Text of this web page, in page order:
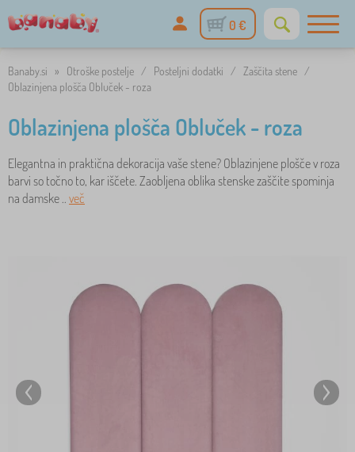
0 €
Banaby.si » Otroške postelje / Posteljni dodatki / Zaščita stene /
Oblazinjena plošča Obluček - roza
Oblazinjena plošča Obluček - roza
Elegantna in praktična dekoracija vaše stene? Oblazinjene plošče v roza
barvi so točno to, kar iščete. Zaobljena oblika stenske zaščite spominja
na damske .. več